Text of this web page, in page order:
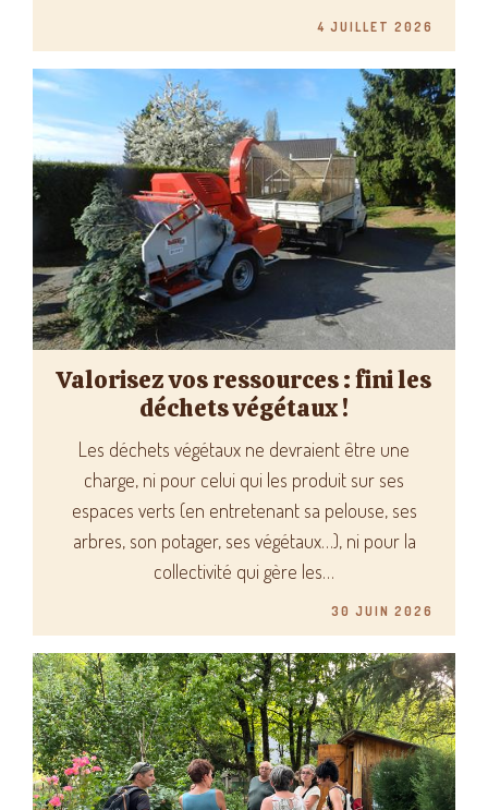
4 JUILLET 2026
Valorisez vos ressources : fini les
déchets végétaux !
Les déchets végétaux ne devraient être une
charge, ni pour celui qui les produit sur ses
espaces verts (en entretenant sa pelouse, ses
arbres, son potager, ses végétaux…), ni pour la
collectivité qui gère les…
30 JUIN 2026